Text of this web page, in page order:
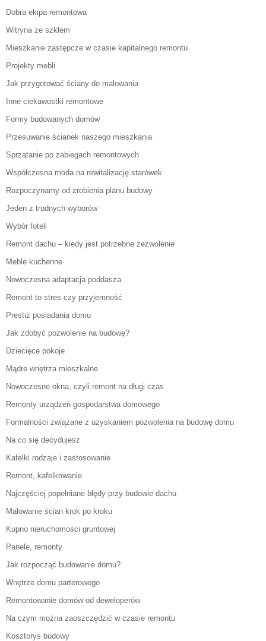
Dobra ekipa remontowa
Witryna ze szkłem
Mieszkanie zastępcze w czasie kapitalnego remontu
Projekty mebli
Jak przygotować ściany do malowania
Inne ciekawostki remontowe
Formy budowanych domów
Przesuwanie ścianek naszego mieszkania
Sprzątanie po zabiegach remontowych
Współczesna moda na rewitalizację starówek
Rozpoczynamy od zrobienia planu budowy
Jeden z trudnych wyborów
Wybór foteli
Remont dachu – kiedy jest potrzebne zezwolenie
Meble kuchenne
Nowoczesna adaptacja poddasza
Remont to stres czy przyjemność
Prestiż posiadania domu
Jak zdobyć pozwolenie na budowę?
Dziecięce pokoje
Mądre wnętrza mieszkalne
Nowoczesne okna, czyli remont na długi czas
Remonty urządzeń gospodarstwa domowego
Formalności związane z uzyskaniem pozwolenia na budowę domu
Na co się decydujesz
Kafelki rodzaje i zastosowanie
Remont, kafelkowanie
Najczęściej popełniane błędy przy budowie dachu
Malowanie ścian krok po kroku
Kupno nieruchomości gruntowej
Panele, remonty
Jak rozpocząć budowanie domu?
Wnętrze domu parterowego
Remontowanie domów od deweloperów
Na czym można zaoszczędzić w czasie remontu
Kosztorys budowy